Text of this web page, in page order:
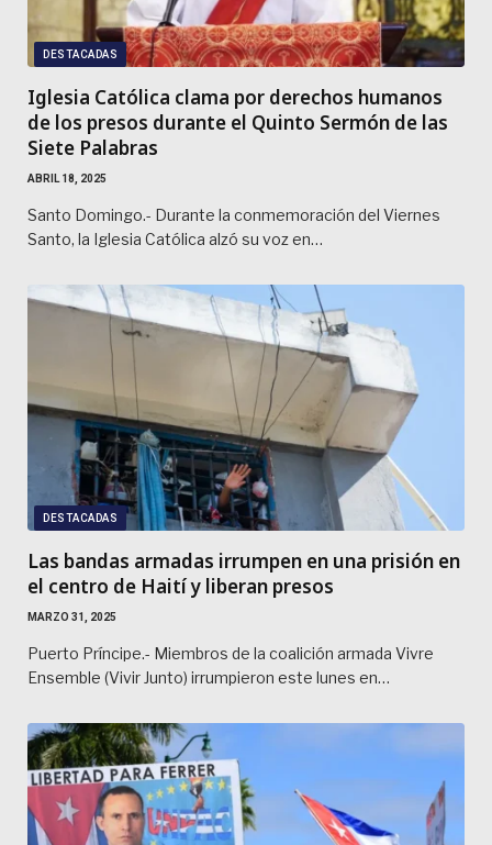
DESTACADAS
Iglesia Católica clama por derechos humanos
de los presos durante el Quinto Sermón de las
Siete Palabras
ABRIL 18, 2025
Santo Domingo.- Durante la conmemoración del Viernes
Santo, la Iglesia Católica alzó su voz en…
DESTACADAS
Las bandas armadas irrumpen en una prisión en
el centro de Haití y liberan presos
MARZO 31, 2025
Puerto Príncipe.- Miembros de la coalición armada Vivre
Ensemble (Vivir Junto) irrumpieron este lunes en…